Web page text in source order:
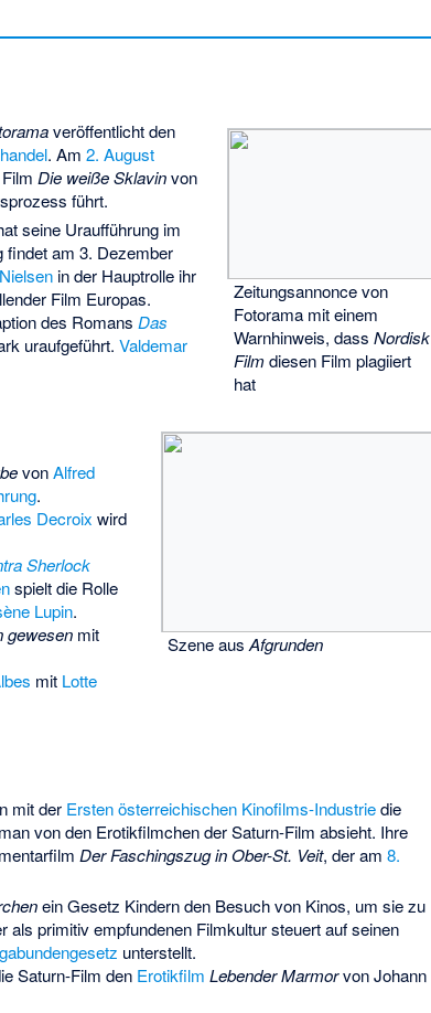
Zeitungsannonce von
Fotorama mit einem
Warnhinweis, dassNordisk
Film diesen Film plagiiert
hat
veröffentlicht den
. Am 2. August
Die weiße Sklavinvon
führt.
Szene ausAfgrunden
seine Uraufführung im
findet am 3. Dezember
in der Hauptrolle ihr
Film Europas.
des Romans Das
uraufgeführt. Valdemar
vonAlfred
.
Decroix wird
Sherlock
spielt die Rolle
Lupin.
gewesenmit
mit Lotte
mit der Ersten österreichischen Kinofilms-Industriedie
von den Erotikfilmchen derSaturn-Film absieht. Ihre
Der Faschingszug in Ober-St. Veit, der am 8.
ein Gesetz Kindern den Besuch von Kinos, um sie zu
primitiv empfundenen Filmkultur steuert auf seinen
unterstellt.
Saturn-Film den Erotikfilm Lebender MarmorvonJohann